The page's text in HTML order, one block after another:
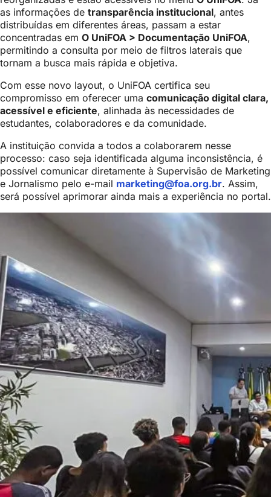
as informações de transparência institucional, antes
distribuídas em diferentes áreas, passam a estar
concentradas em O UniFOA > Documentação UniFOA,
permitindo a consulta por meio de filtros laterais que
tornam a busca mais rápida e objetiva.
Com esse novo layout, o UniFOA certifica seu
compromisso em oferecer uma comunicação digital clara,
acessível e eficiente, alinhada às necessidades de
estudantes, colaboradores e da comunidade.
A instituição convida a todos a colaborarem nesse
processo: caso seja identificada alguma inconsistência, é
possível comunicar diretamente à Supervisão de Marketing
e Jornalismo pelo e-mail marketing@foa.org.br. Assim,
será possível aprimorar ainda mais a experiência no portal.